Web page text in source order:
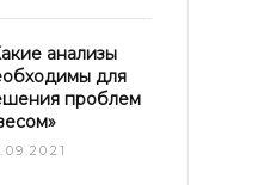
анализы
для
проблем